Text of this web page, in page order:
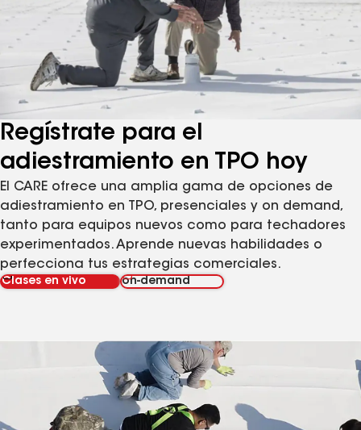
Regístrate para el
adiestramiento en TPO hoy
El CARE ofrece una amplia gama de opciones de
adiestramiento en TPO, presenciales y on demand,
tanto para equipos nuevos como para techadores
experimentados. Aprende nuevas habilidades o
perfecciona tus estrategias comerciales.
Clases en vivo on-demand